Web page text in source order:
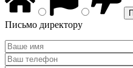
Письмо директору